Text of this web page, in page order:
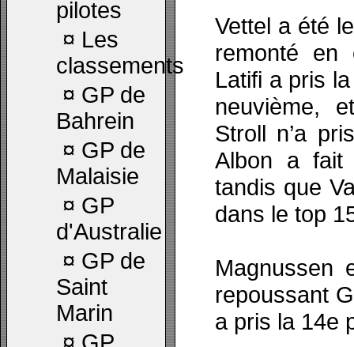
pilotes
¤ Les
classements
¤ GP de
Bahrein
¤ GP de
Malaisie
¤ GP
d'Australie
¤ GP de
Saint
Marin
Vettel a été
remonté en
Latifi a pris
neuvième,
Stroll n’a
Albon a fait
tandis que
dans le top
Magnussen
repoussant
a pris la 14e